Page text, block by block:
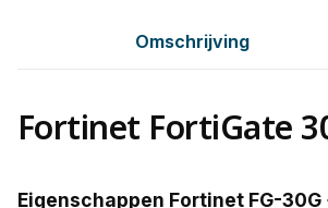
Omschrijving
Fortinet FortiGate
Eigenschappen Fortinet FG-30G